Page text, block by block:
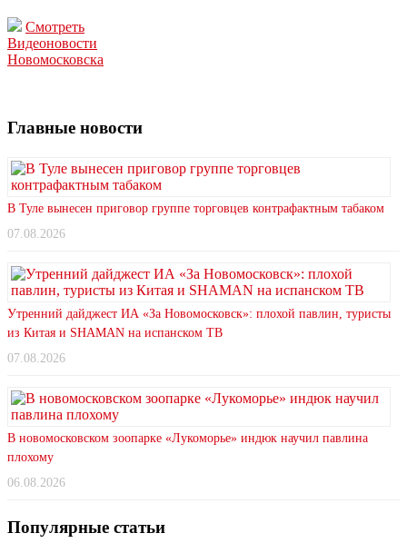
Смотреть
Видеоновости
Новомосковска
Главные новости
В Туле вынесен приговор группе торговцев контрафактным табаком
07.08.2026
Утренний дайджест ИА «За Новомосковск»: плохой павлин, туристы
из Китая и SHAMAN на испанском ТВ
07.08.2026
В новомосковском зоопарке «Лукоморье» индюк научил павлина
плохому
06.08.2026
Популярные статьи